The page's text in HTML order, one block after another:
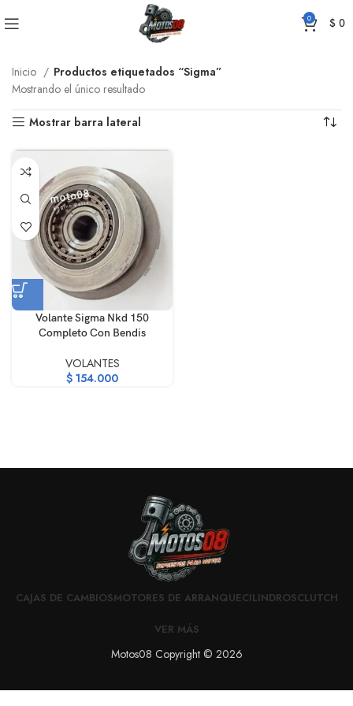
0 $0
Inicio
Productos etiquetados “Sigma”
Mostrando el único resultado
Mostrar barra lateral
Volante Sigma Nkd 150
Completo Con Bendis
VOLANTES
$ 154.000
CAJAS DE CAMBIOSMOTORES DE ARRANQUECILINDROSCLUTCH
VER MÁS
Motos08 Copyright © 2026